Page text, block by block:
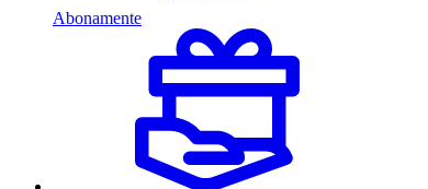
Abonamente